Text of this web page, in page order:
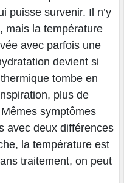
puisse survenir. Il n’y
mais la température
avec parfois une
devient si
tombe en
plus de
symptômes
avec deux différences
la température est
traitement, on peut